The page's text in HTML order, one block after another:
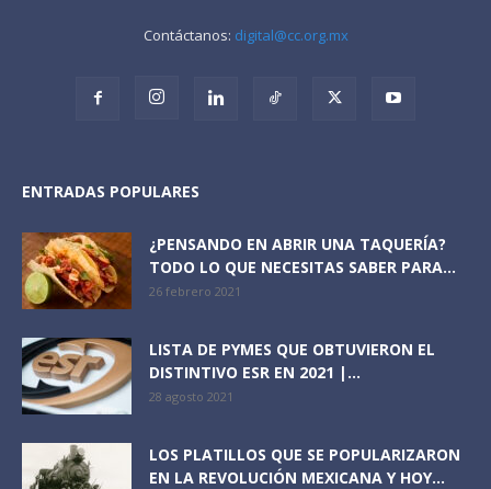
Contáctanos: digital@cc.org.mx
ENTRADAS POPULARES
¿PENSANDO EN ABRIR UNA TAQUERÍA?
TODO LO QUE NECESITAS SABER PARA...
26 febrero 2021
LISTA DE PYMES QUE OBTUVIERON EL
DISTINTIVO ESR EN 2021 |...
28 agosto 2021
LOS PLATILLOS QUE SE POPULARIZARON
EN LA REVOLUCIÓN MEXICANA Y HOY...